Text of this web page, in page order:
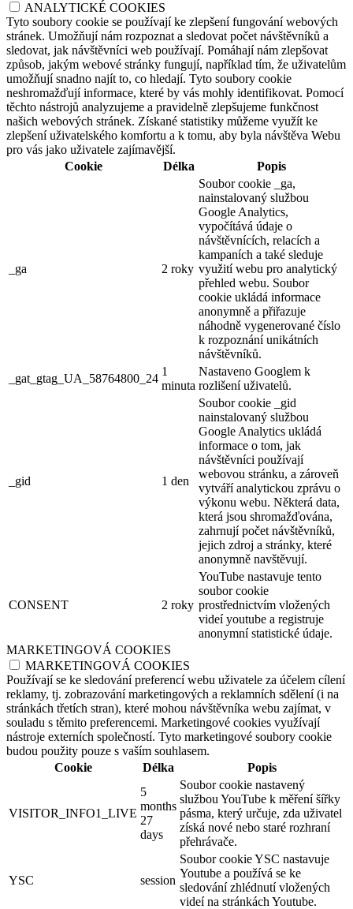
ANALYTICKÉ COOKIES
Tyto soubory cookie se používají ke zlepšení fungování webových
stránek. Umožňují nám rozpoznat a sledovat počet návštěvníků a
sledovat, jak návštěvníci web používají. Pomáhají nám zlepšovat
způsob, jakým webové stránky fungují, například tím, že uživatelům
umožňují snadno najít to, co hledají. Tyto soubory cookie
neshromažďují informace, které by vás mohly identifikovat. Pomocí
těchto nástrojů analyzujeme a pravidelně zlepšujeme funkčnost
našich webových stránek. Získané statistiky můžeme využít ke
zlepšení uživatelského komfortu a k tomu, aby byla návštěva Webu
pro vás jako uživatele zajímavější.
Cookie
Délka Popis
_ga 2 roky
Soubor cookie _ga,
nainstalovaný službou
Google Analytics,
vypočítává údaje o
návštěvnících, relacích a
kampaních a také sleduje
využití webu pro analytický
přehled webu. Soubor
cookie ukládá informace
anonymně a přiřazuje
náhodně vygenerované číslo
k rozpoznání unikátních
návštěvníků.
_gat_gtag_UA_58764800_24
1
minuta
Nastaveno Googlem k
rozlišení uživatelů.
_gid 1 den
Soubor cookie _gid
nainstalovaný službou
Google Analytics ukládá
informace o tom, jak
návštěvníci používají
webovou stránku, a zároveň
vytváří analytickou zprávu o
výkonu webu. Některá data,
která jsou shromažďována,
zahrnují počet návštěvníků,
jejich zdroj a stránky, které
anonymně navštěvují.
CONSENT 2 roky
YouTube nastavuje tento
soubor cookie
prostřednictvím vložených
videí youtube a registruje
anonymní statistické údaje.
MARKETINGOVÁ COOKIES
MARKETINGOVÁ COOKIES
Používají se ke sledování preferencí webu uživatele za účelem cílení
reklamy, tj. zobrazování marketingových a reklamních sdělení (i na
stránkách třetích stran), které mohou návštěvníka webu zajímat, v
souladu s těmito preferencemi. Marketingové cookies využívají
nástroje externích společností. Tyto marketingové soubory cookie
budou použity pouze s vaším souhlasem.
Cookie
Délka Popis
VISITOR_INFO1_LIVE
5
months
27
days
Soubor cookie nastavený
službou YouTube k měření šířky
pásma, který určuje, zda uživatel
získá nové nebo staré rozhraní
přehrávače.
YSC session
Soubor cookie YSC nastavuje
Youtube a používá se ke
sledování zhlédnutí vložených
videí na stránkách Youtube.